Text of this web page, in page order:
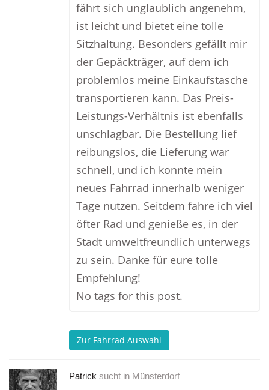
fährt sich unglaublich angenehm,
ist leicht und bietet eine tolle
Sitzhaltung. Besonders gefällt mir
der Gepäckträger, auf dem ich
problemlos meine Einkaufstasche
transportieren kann. Das Preis-
Leistungs-Verhältnis ist ebenfalls
unschlagbar. Die Bestellung lief
reibungslos, die Lieferung war
schnell, und ich konnte mein
neues Fahrrad innerhalb weniger
Tage nutzen. Seitdem fahre ich viel
öfter Rad und genieße es, in der
Stadt umweltfreundlich unterwegs
zu sein. Danke für eure tolle
Empfehlung!
No tags for this post.
Zur Fahrrad Auswahl
Patrick sucht in Münsterdorf